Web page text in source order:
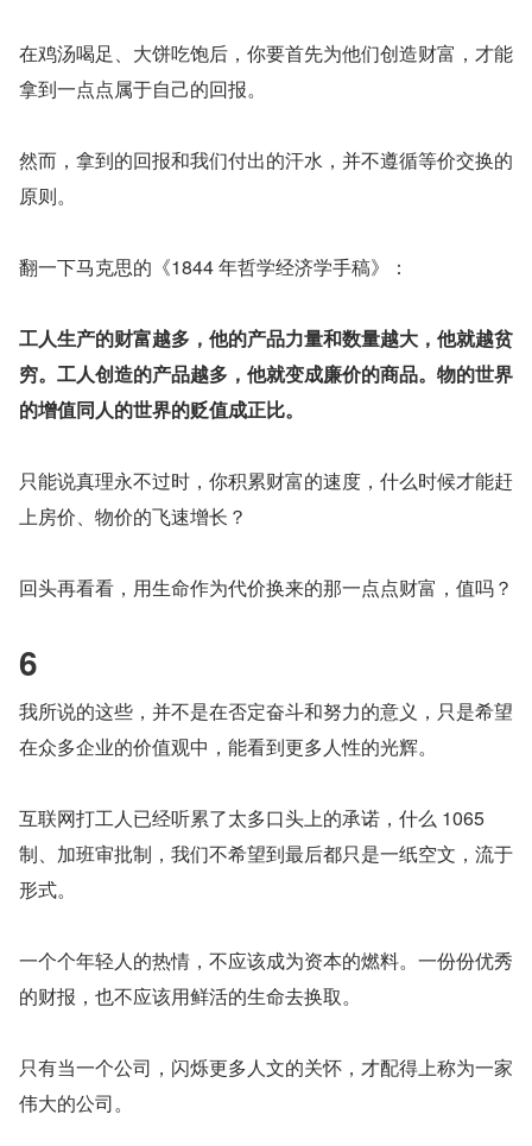
在鸡汤喝足、大饼吃饱后，你要首先为他们创造财富，才能
拿到一点点属于自己的回报。
然而，拿到的回报和我们付出的汗水，并不遵循等价交换的
原则。
翻一下马克思的《1844 年哲学经济学手稿》：
工人生产的财富越多，他的产品力量和数量越大，他就越贫
穷。工人创造的产品越多，他就变成廉价的商品。物的世界
的增值同人的世界的贬值成正比。
只能说真理永不过时，你积累财富的速度，什么时候才能赶
上房价、物价的飞速增长？
回头再看看，用生命作为代价换来的那一点点财富，值吗？
6
我所说的这些，并不是在否定奋斗和努力的意义，只是希望
在众多企业的价值观中，能看到更多人性的光辉。
互联网打工人已经听累了太多口头上的承诺，什么 1065
制、加班审批制，我们不希望到最后都只是一纸空文，流于
形式。
一个个年轻人的热情，不应该成为资本的燃料。一份份优秀
的财报，也不应该用鲜活的生命去换取。
只有当一个公司，闪烁更多人文的关怀，才配得上称为一家
伟大的公司。